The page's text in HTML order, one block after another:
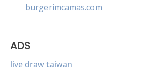
burgerimcamas.com
ADS
live draw taiwan